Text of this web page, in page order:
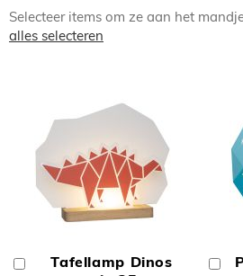
Selecteer items om ze aan het
alles selecteren
Tafellamp Dinos